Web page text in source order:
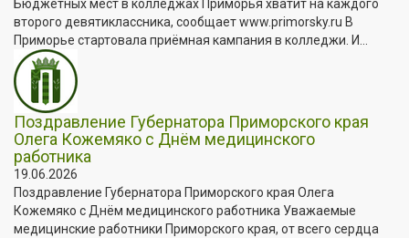
Бюджетных мест в колледжах Приморья хватит на каждого
второго девятиклассника, сообщает www.primorsky.ru В
Приморье стартовала приёмная кампания в колледжи. И...
Поздравление Губернатора Приморского края
Олега Кожемяко с Днём медицинского
работника
19.06.2026
Поздравление Губернатора Приморского края Олега
Кожемяко с Днём медицинского работника Уважаемые
медицинские работники Приморского края, от всего сердца